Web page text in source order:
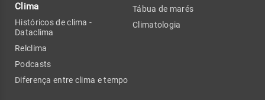
Clima
Históricos de clima -
Dataclima
Relclima
Podcasts
Diferença entre clima e tempo
Tábua de marés
Climatologia